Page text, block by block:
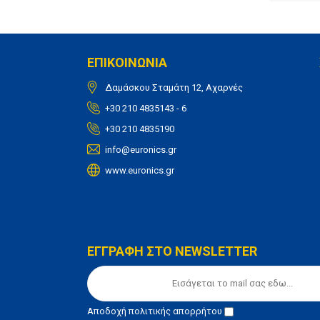
ΕΠΙΚΟΙΝΩΝΙΑ
Δαμάσκου Σταμάτη 12, Αχαρνές
+30 210 4835143 - 6
+30 210 4835190
info@euronics.gr
www.euronics.gr
ΕΓΓΡΑΦΗ ΣΤΟ NEWSLETTER
Αποδοχήπολιτικής απορρήτου